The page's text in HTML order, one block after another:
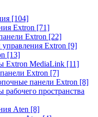
[104]
Extron [71]
Extron [22]
Extron [9]
[13]
Extron MediaLink [11]
Extron [7]
панели Extron [8]
рабочего пространства
Aten [8]